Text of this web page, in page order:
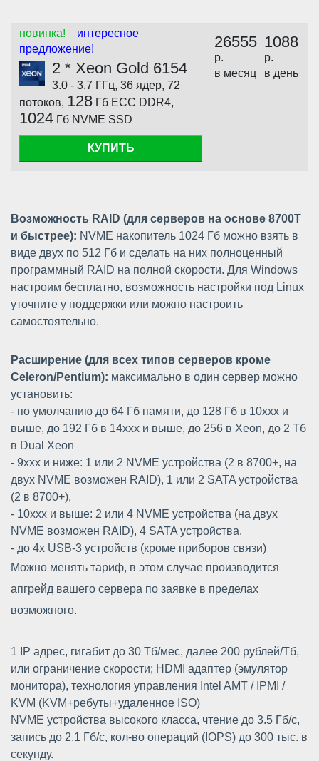
новинка! интересное
предложение!
2 * Xeon Gold 6154
3.0 - 3.7 ГГц, 36 ядер, 72
потоков, 128 Гб ECC DDR4,
1024 Гб NVME SSD
КУПИТЬ
26555
р.
в месяц
1088
р.
в день
Возможность RAID (для серверов на основе 8700T
и быстрее): NVME накопитель 1024 Гб можно взять в
виде двух по 512 Гб и сделать на них полноценный
программный RAID на полной скорости. Для Windows
настроим бесплатно, возможность настройки под Linux
уточните у поддержки или можно настроить
самостоятельно.
Расширение (для всех типов серверов кроме
Celeron/Pentium): максимально в один сервер можно
установить:
- по умолчанию до 64 Гб памяти, до 128 Гб в 10xxx и
выше, до 192 Гб в 14xxx и выше, до 256 в Xeon, до 2 Тб
в Dual Xeon
- 9xxx и ниже: 1 или 2 NVME устройства (2 в 8700+, на
двух NVME возможен RAID), 1 или 2 SATA устройства
(2 в 8700+),
- 10xxx и выше: 2 или 4 NVME устройства (на двух
NVME возможен RAID), 4 SATA устройства,
- до 4х USB-3 устройств (кроме приборов связи)
Можно менять тариф, в этом случае производится
апгрейд вашего сервера по заявке в пределах
возможного.
1 IP адрес, гигабит до 30 Тб/мес, далее 200 рублей/Тб,
или ограничение скорости; HDMI адаптер (эмулятор
монитора), технология управления Intel AMT / IPMI /
KVM (KVM+ребуты+удаленное ISO)
NVME устройства высокого класса, чтение до 3.5 Гб/с,
запись до 2.1 Гб/с, кол-во операций (IOPS) до 300 тыс. в
секунду.